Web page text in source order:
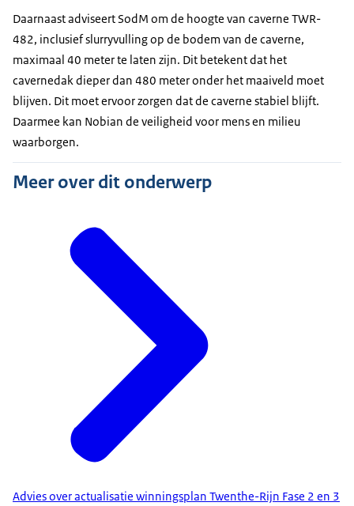
Daarnaast adviseert SodM om de hoogte van caverne TWR-
482, inclusief slurryvulling op de bodem van de caverne,
maximaal 40 meter te laten zijn. Dit betekent dat het
cavernedak dieper dan 480 meter onder het maaiveld moet
blijven. Dit moet ervoor zorgen dat de caverne stabiel blijft.
Daarmee kan Nobian de veiligheid voor mens en milieu
waarborgen.
Meer over dit onderwerp
Advies over actualisatie winningsplan Twenthe-Rijn Fase 2 en 3